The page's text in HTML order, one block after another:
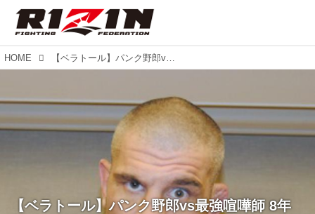
HOME 【ベラトール】パンク野郎vs最強喧嘩師 8年振りの再戦決定 7.16 ロンドン大会
【ベラトール】パンク野郎vs最強喧嘩師 8年